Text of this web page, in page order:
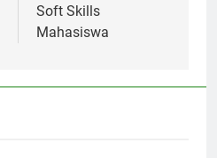
Soft Skills
Mahasiswa